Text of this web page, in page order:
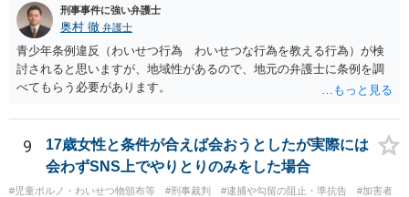
刑事事件に強い弁護士
奥村 徹 弁護士
青少年条例違反（わいせつ行為 わいせつな行為を教える行為）が検
討されると思いますが、地域性があるので、地元の弁護士に条例を調
べてもらう必要があります。
9
17歳女性と条件が合えば会おうとしたが実際には
会わずSNS上でやりとりのみをした場合
#児童ポルノ・わいせつ物頒布等 #刑事裁判 #逮捕や勾留の阻止・準抗告 #加害者